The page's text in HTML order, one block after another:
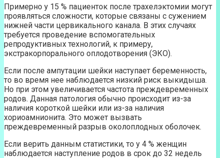
Примерно у 15 % пациенток после трахелэктомии могут
проявляться сложности, которые связаны с сужением
нижней части цервикального канала. В этих случаях
требуется проведение вспомогательных
репродуктивных технологий, к примеру,
экстракорпорального оплодотворения (ЭКО).
Если после ампутации шейки наступает беременность,
то во время нее наблюдается низкий риск выкидыша.
Но при этом увеличивается частота преждевременных
родов. Данная патология обычно происходит из-за
наличия короткой шейки или из-за наличия
хориоамнионита. Это может вызвать
преждевременный разрыв околоплодных оболочек.
Если верить данным статистики, то у 4 % женщин
наблюдается наступление родов в срок до 32 недель